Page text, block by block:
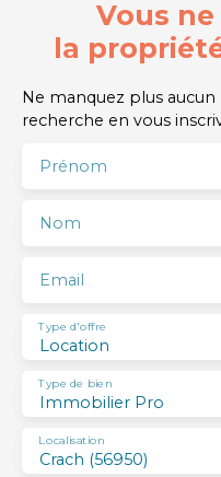
Vous
la
Ne manquez plus
recherche en vous
Prénom
Nom
Email
Location
Type d'offre
Immobilier Pro
Type de bien
Crach (56950)
Localisation